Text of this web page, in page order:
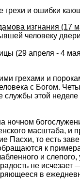
грехи и ошибки
изгнания (17
человеку
(29 апреля - 4
грехами и
с Богом.
этой
ночном
масштаба, и
то есть
к
и
не исчезает
в